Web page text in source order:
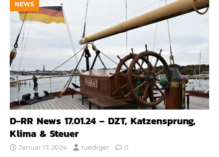
NEWS
D-RR News 17.01.24 – DZT, Katzensprung,
Klima & Steuer
Januar 17, 2024 ruediger 0